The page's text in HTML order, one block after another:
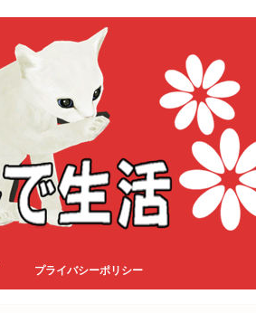
プライバシーポリシー